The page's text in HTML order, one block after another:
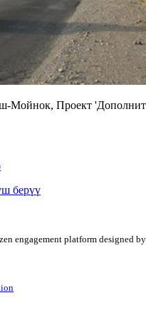
Проект
берүү
engagement platform designed